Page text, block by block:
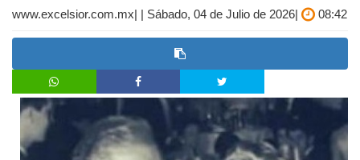
www.excelsior.com.mx| | Sábado, 04 de Julio de 2026| 08:42